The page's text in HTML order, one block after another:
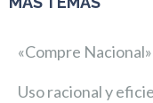
«Compre
Uso racional y